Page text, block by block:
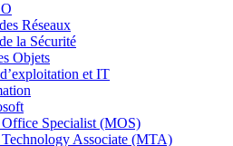
Réseaux
la Sécurité
Objets
et IT
Specialist (MOS)
Associate (MTA)